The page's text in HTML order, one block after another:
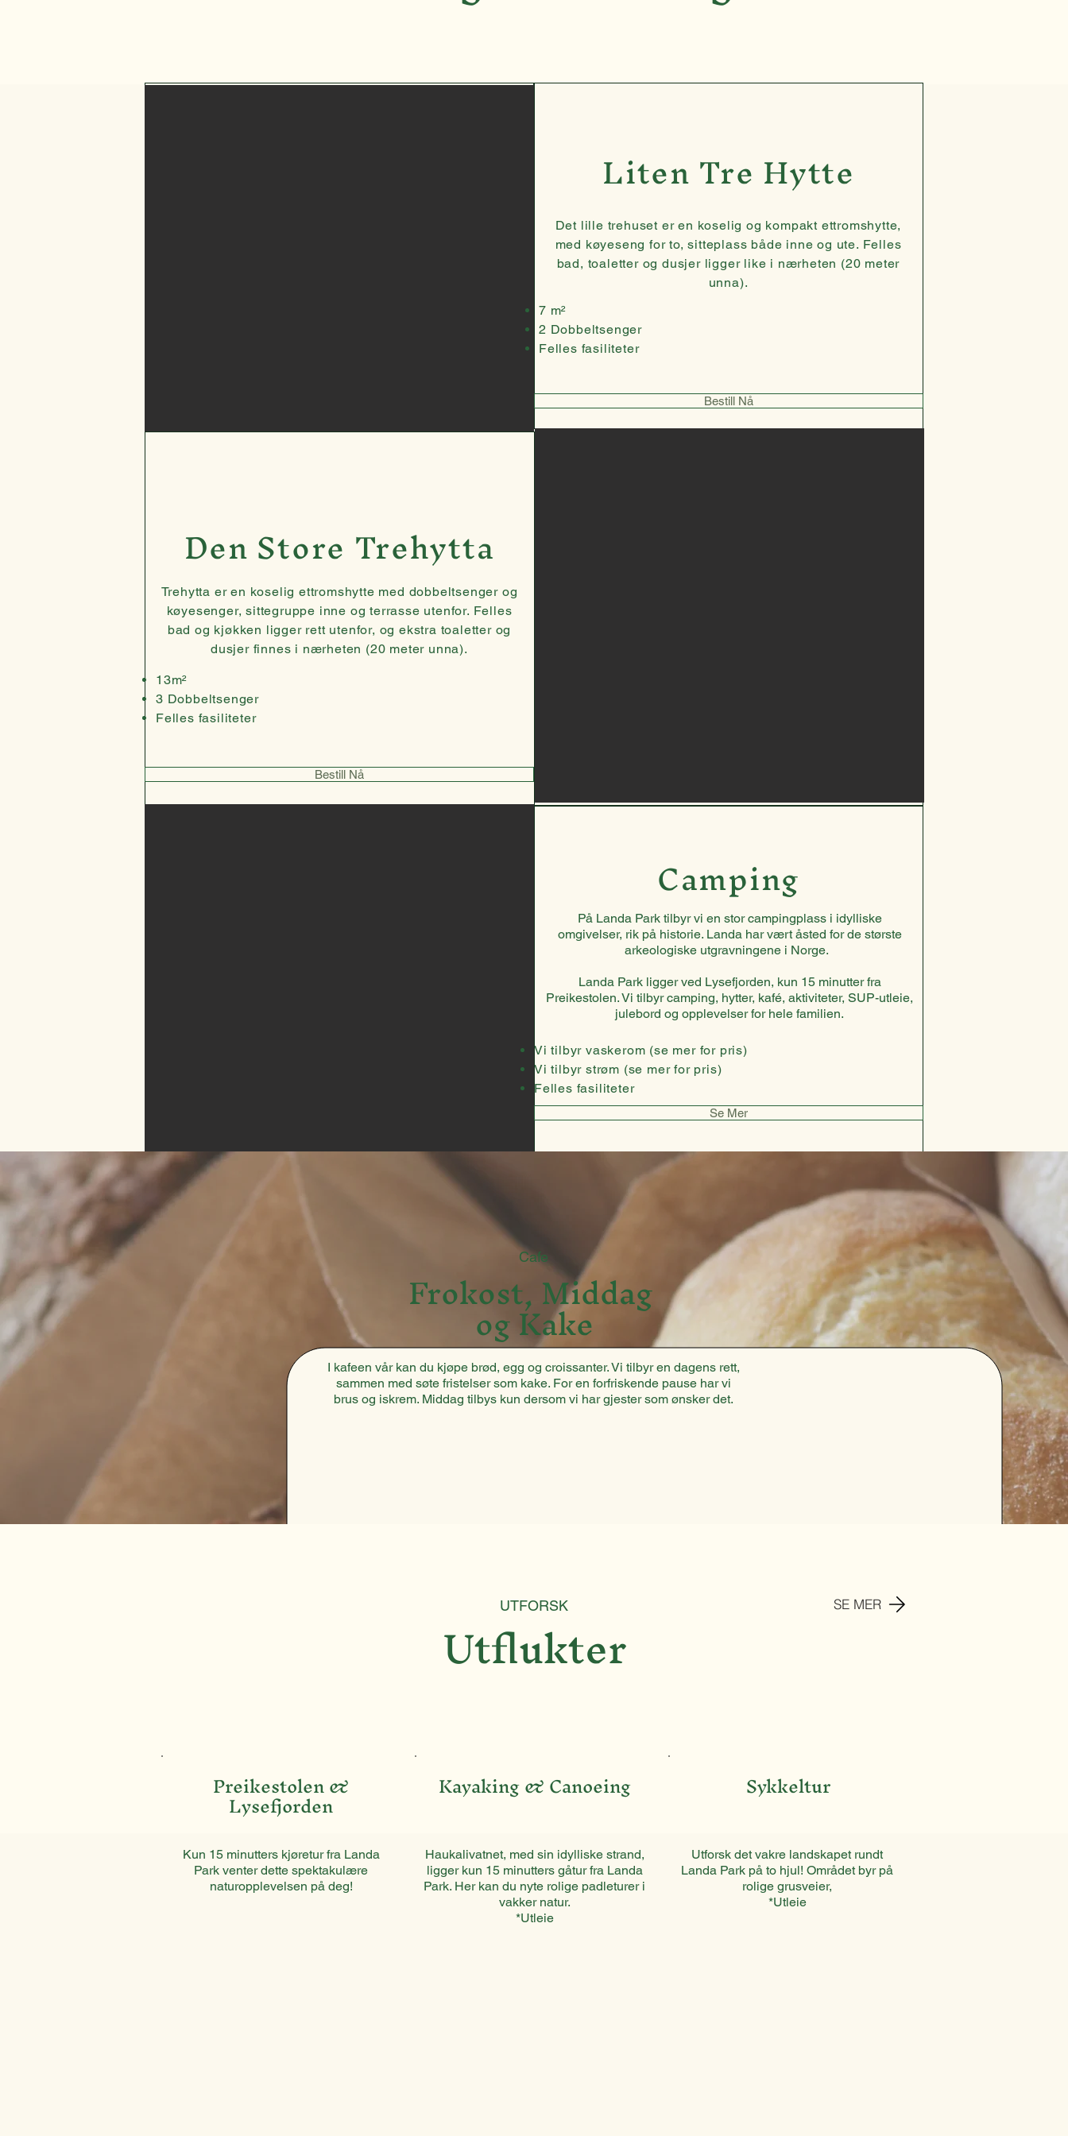
Liten Tre Hytte
Det lille trehuset er en koselig og kompakt ettromshytte,
med køyeseng for to, sitteplass både inne og ute. Felles
bad, toaletter og dusjer ligger like i nærheten (20 meter
unna).
7 m²
2 Dobbeltsenger
Felles fasiliteter
Bestill Nå
Den Store Trehytta
Trehytta er en koselig ettromshytte med dobbeltsenger og
køyesenger, sittegruppe inne og terrasse utenfor. Felles
bad og kjøkken ligger rett utenfor, og ekstra toaletter og
dusjer finnes i nærheten (20 meter unna).
13m²
3 Dobbeltsenger
Felles fasiliteter
Bestill Nå
Camping
På Landa Park tilbyr vi en stor campingplass i idylliske
omgivelser, rik på historie. Landa har vært åsted for de største
arkeologiske utgravningene i Norge.
Landa Park ligger ved Lysefjorden, kun 15 minutter fra
Preikestolen. Vi tilbyr camping, hytter, kafé, aktiviteter, SUP-utleie,
julebord og opplevelser for hele familien.
Vi tilbyr vaskerom (se mer for pris)
Vi tilbyr strøm (se mer for pris)
Felles fasiliteter
Se Mer
Frokost, Middag ​
og Kake
Cafe
I kafeen vår kan du kjøpe brød, egg og croissanter. Vi tilbyr en dagens rett,
sammen med søte fristelser som kake. For en forfriskende pause har vi
brus og iskrem. Middag tilbys kun dersom vi har gjester som ønsker det.
UTFORSK SE MER
Utflukter
Preikestolen &
Lysefjorden
Kun 15 minutters kjøretur fra Landa
Park venter dette spektakulære
naturopplevelsen på deg!
Kayaking & Canoeing
Haukalivatnet, med sin idylliske strand,
ligger kun 15 minutters gåtur fra Landa
Park. Her kan du nyte rolige padleturer i
vakker natur.
*Utleie
Sykkeltur
Utforsk det vakre landskapet rundt
Landa Park på to hjul! Området byr på
rolige grusveier,
*Utleie